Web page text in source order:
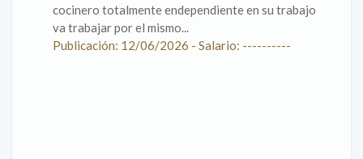
cocinero totalmente endependiente en su trabajo
va trabajar por el mismo...
Publicación: 12/06/2026 - Salario: ----------